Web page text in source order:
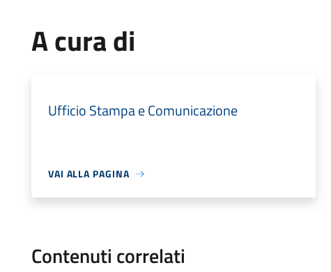
A cura di
Ufficio Stampa e Comunicazione
VAI ALLA PAGINA
Contenuti correlati